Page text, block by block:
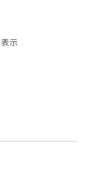
表示